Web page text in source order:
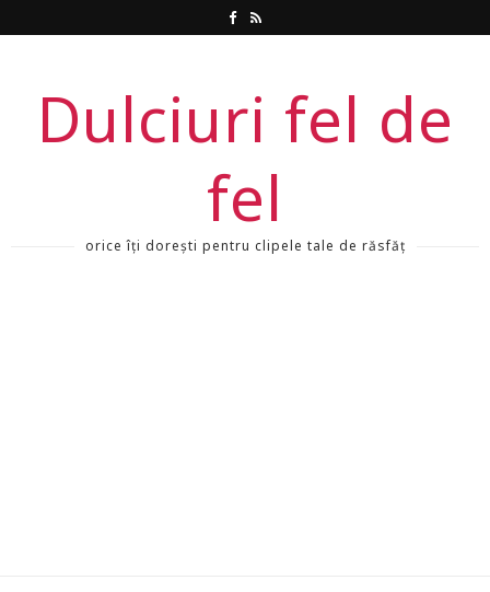
Dulciuri fel de
fel
orice îți dorești pentru clipele tale de răsfăț